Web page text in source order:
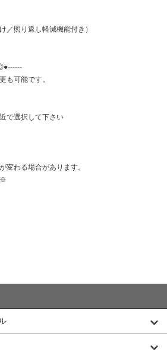
／照り返し軽減機能付き）
も可能です。
で選択して下さい
変わる場合があります。
※